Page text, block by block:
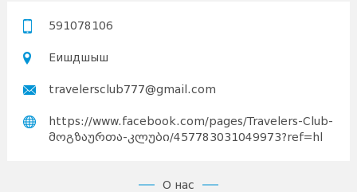
591078106
Еишдшыш
travelersclub777@gmail.com
https://www.facebook.com/pages/Travelers-Club-
მოგზაურთა-კლუბი/457783031049973?ref=hl
О нас